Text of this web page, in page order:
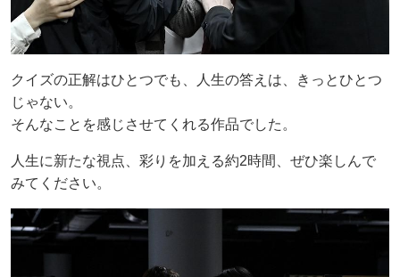
クイズの正解はひとつでも、人生の答えは、きっとひとつ
じゃない。
そんなことを感じさせてくれる作品でした。
人生に新たな視点、彩りを加える約2時間、ぜひ楽しんで
みてください。